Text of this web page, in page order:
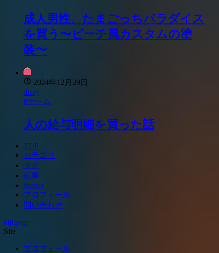
成人男性、たまごっちパラダイス
を買う〜ビーチ風カスタムの塗
装〜
2024年12月29日
diary
#ゲーム
人の給与明細を買った話
TOP
カテゴリ
タグ
記事
Works
プロフィール
問い合わせ
eiji.page
Site
プロフィール